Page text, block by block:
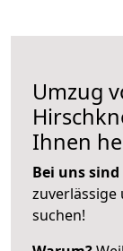
Umzug
Ihnen
Bei uns
suchen!